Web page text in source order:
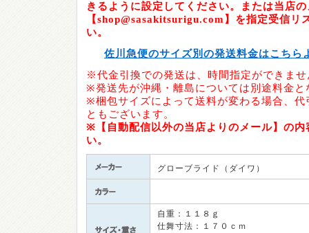
きるように設定してください。または当店
【shop@sasakitsurigu.com】を指定受信リ
い。
佐川急便のサイズ別の発送料金はこちら
※代金引換での発送は、時間指定ができませ
※発送先が沖縄・離島については別途料金と
※梱包サイズによって送料が変わる場合、代
ともございます。
※【自動配信以外の当店よりのメール】の内
い。
グローブライド（ダイワ）
自重：１１８ｇ
仕舞寸法：１７０ｃｍ